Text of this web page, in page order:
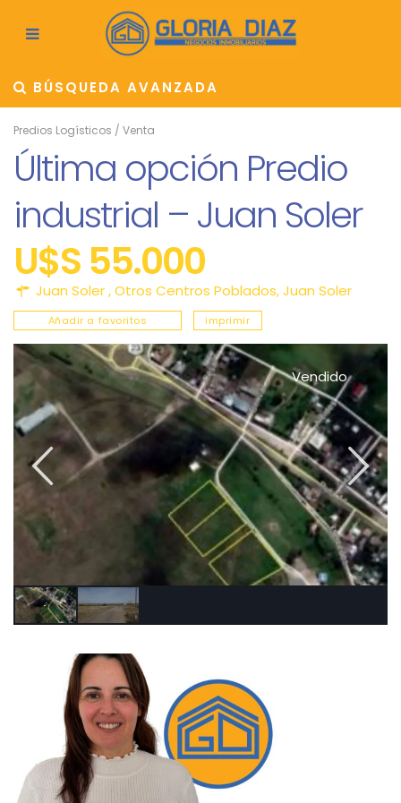
BÚSQUEDA AVANZADA
Predios Logísticos / Venta
Última opción Predio
industrial – Juan Soler
U$S 55.000
Juan Soler ,Otros Centros Poblados,Juan Soler
Añadir a favoritos imprimir
Vendido